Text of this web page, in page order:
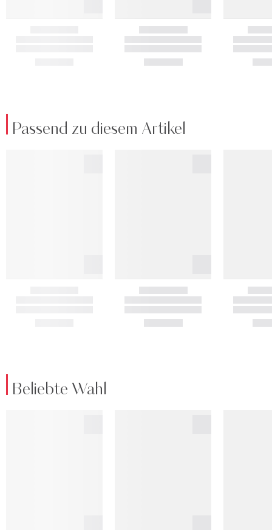
Passend zu diesem Artikel
Beliebte Wahl